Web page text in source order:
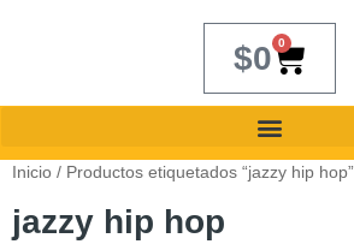
$0 0
Inicio / Productos etiquetados “jazzy hip hop”
jazzy hip hop